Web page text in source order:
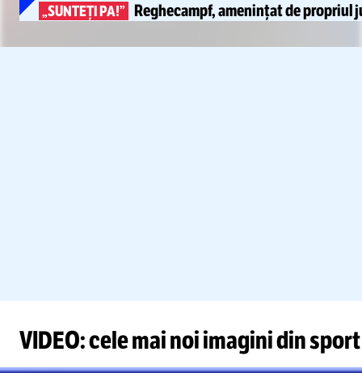
„SUNTEȚI PA!” Reghecampf,amenințat de propriul
VIDEO: cele mai noi imagini din sport